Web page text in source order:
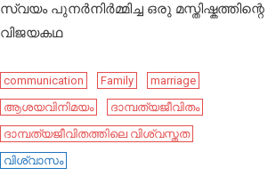
സ്വയം പുനർനിർമ്മിച്ച ഒരു മസ്തിഷ്കത്തിന്റെ
വിജയകഥ
communication Family
marriage
ആശയവിനിമയം
ദാമ്പത്യജീവിതം
ദാമ്പത്യജീവിതത്തിലെ വിശ്വസ്തത
വിശ്വാസം